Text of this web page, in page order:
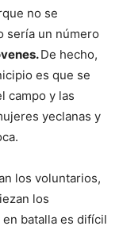
no se
sería un número
De hecho,
es que se
campo y las
yeclanas y
los voluntarios,
los
batalla es difícil